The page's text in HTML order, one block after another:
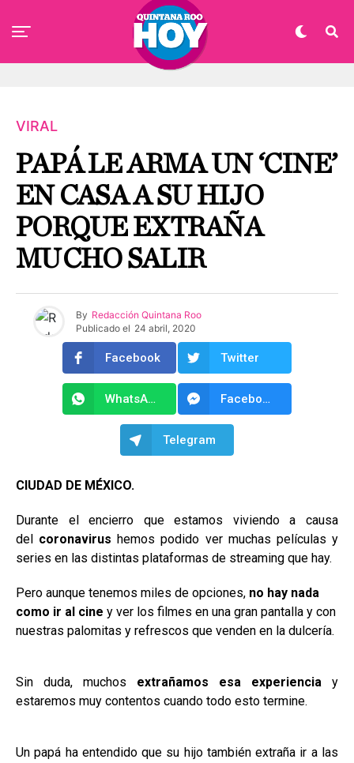
VIRAL
PAPÁ LE ARMA UN ‘CINE’
EN CASA A SU HIJO
PORQUE EXTRAÑA
MUCHO SALIR
By Redacción Quintana Roo
Publicado el 24 abril, 2020
Facebook Twitter
WhatsApp Facebook Messenger
Telegram
CIUDAD DE MÉXICO.
Durante el encierro que estamos viviendo a causa
del coronavirus hemos podido ver muchas películas y
series en las distintas plataformas de streaming que hay.
Pero aunque tenemos miles de opciones, no hay nada
como ir al cine y ver los filmes en una gran pantalla y con
nuestras palomitas y refrescos que venden en la dulcería.
Sin duda, muchos extrañamos esa experiencia y
estaremos muy contentos cuando todo esto termine.
Un papá ha entendido que su hijo también extraña ir a las